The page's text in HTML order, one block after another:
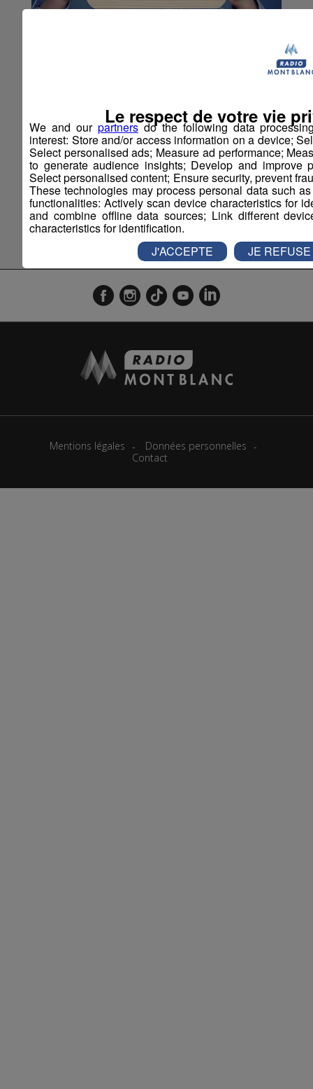
Semaine du 10 janvier
2022
Offres d'Emploi
>> Tous les articles
Mentions légales
Données personnelles
Contact
We and our partnersdo the following data
interest: Store and/or access information on a device;
Select personalised ads; Measure ad performance;
to generate audience insights; Develop and improve
Select personalised content; Ensure security, prevent
These technologies may process personal data such
functionalities: Actively scan device characteristics for
and combine offline data sources; Link different
characteristics for identification.
Le respect de votre vie
J'ACCEPTE JE REFUSE